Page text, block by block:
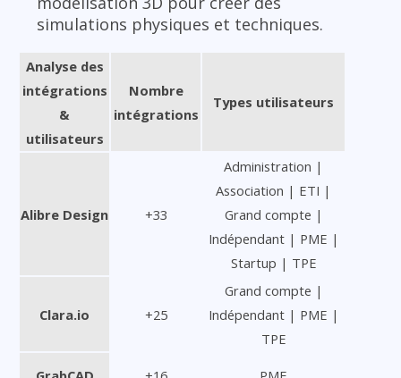
simulations physiques et techniques.
Analyse des
intégrations
&
utilisateurs
Nombre
intégrations
Types utilisateurs
Alibre Design +33
Administration |
Association | ETI |
Grand compte |
Indépendant | PME |
Startup | TPE
Clara.io +25
Grand compte |
Indépendant | PME |
TPE